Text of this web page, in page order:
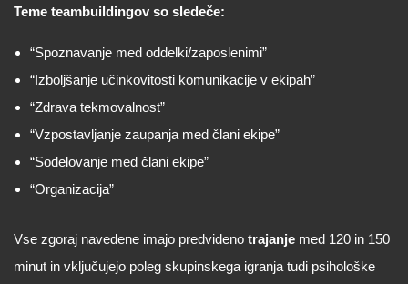
Teme teambuildingov so sledeče:
“Spoznavanje med oddelki/zaposlenimi”
“Izboljšanje učinkovitosti komunikacije v ekipah”
“Zdrava tekmovalnost”
“Vzpostavljanje zaupanja med člani ekipe”
“Sodelovanje med člani ekipe”
“Organizacija”
Vse zgoraj navedene imajo predvideno trajanje med 120 in 150
minut in vključujejo poleg skupinskega igranja tudi psihološke